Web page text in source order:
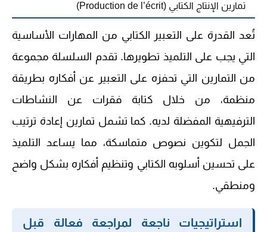
تمارين الإنتاج الكتابي (Production de l’écrit)
تُعد القدرة على التعبير الكتابي من المهارات الأساسية
التي يجب على التلميذ تطويرها. تقدم السلسلة مجموعة
من التمارين التي تحفزه على التعبير عن أفكاره بطريقة
منظمة، من خلال كتابة فقرات عن النشاطات
الترفيهية المفضلة لديه. كما تشمل تمارين إعادة ترتيب
الجمل لتكوين نصوص متماسكة، مما يساعد التلميذ
على تحسين أسلوبه الكتابي وتنظيم أفكاره بشكل واضح
ومنطقي.
استراتيجيات ناجعة لمراجعة فعالة قبل